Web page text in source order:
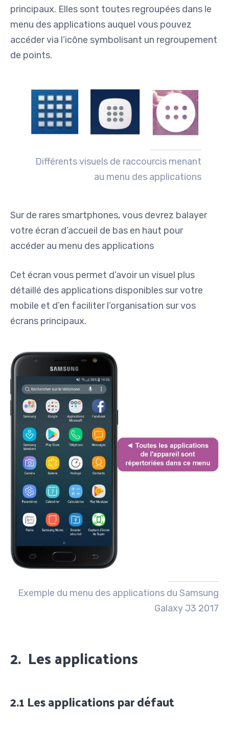
principaux. Elles sont toutes regroupées dans le
menu des applications auquel vous pouvez
accéder via l’icône symbolisant un regroupement
de points.
Différents visuels de raccourcis menant
au menu des applications
Sur de rares smartphones, vous devrez balayer
votre écran d’accueil de bas en haut pour
accéder au menu des applications
Cet écran vous permet d’avoir un visuel plus
détaillé des applications disponibles sur votre
mobile et d’en faciliter l’organisation sur vos
écrans principaux.
Exemple du menu des applications du Samsung
Galaxy J3 2017
2. Les applications
2.1 Les applications par défaut